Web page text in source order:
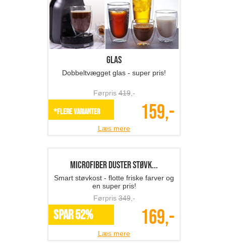
Foldbart picnic vinbord
Perfekt til picnic og vinhygge!
Førpris729 ,-
Læs mere
Fotobog med 32 sider ink...
Gem minderne i en kvalitets fotobog
fra Fotosjov.dk
SPAR 49% 137,-